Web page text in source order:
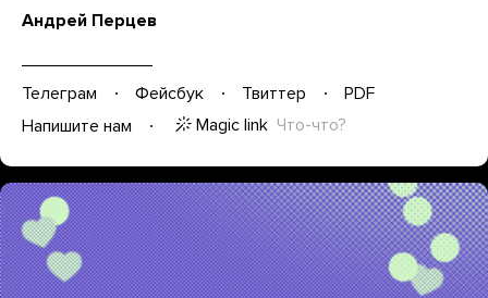
Андрей Перцев
Телеграм Фейсбук Твиттер
PDF
Напишите нам
Magic link Что-что?